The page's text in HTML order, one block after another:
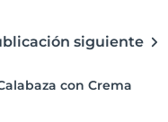
siguiente
con Crema